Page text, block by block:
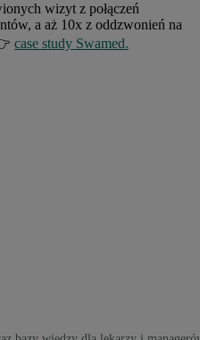
wizyt z połączeń
a aż 10x z oddzwonień na
case study Swamed.